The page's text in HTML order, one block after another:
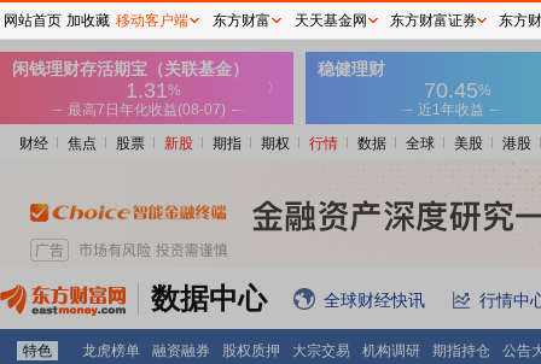
财经 焦点 股票 新股 期指 期权 行情 数据 全球 美股 港股
数据中心 全球财经快讯 行情中
特色 龙虎榜单 融资融券 股权质押 大宗交易 机构调研 期指持仓
公告
网站首页 加收藏 移动客户端 东方财富 天天基金网 东方财富证券 东方